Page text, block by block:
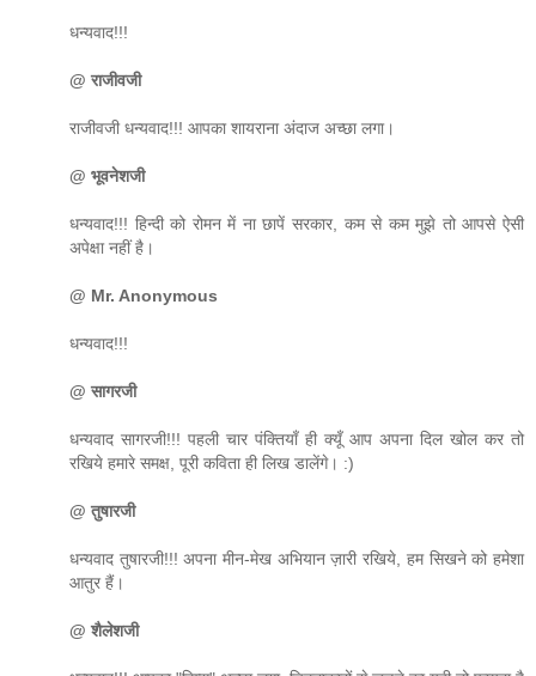
धन्यवाद!!!
@ राजीवजी
राजीवजी धन्यवाद!!! आपका शायराना अंदाज अच्छा लगा।
@ भूवनेशजी
धन्यवाद!!! हिन्दी को रोमन में ना छापें सरकार, कम से कम मुझे तो आपसे ऐसी
अपेक्षा नहीं है।
@ Mr. Anonymous
धन्यवाद!!!
@ सागरजी
धन्यवाद सागरजी!!! पहली चार पंक्तियाँ ही क्यूँ आप अपना दिल खोल कर तो
रखिये हमारे समक्ष, पूरी कविता ही लिख डालेंगे। :)
@ तुषारजी
धन्यवाद तुषारजी!!! अपना मीन-मेख अभियान ज़ारी रखिये, हम सिखने को हमेशा
आतुर हैं।
@ शैलेशजी